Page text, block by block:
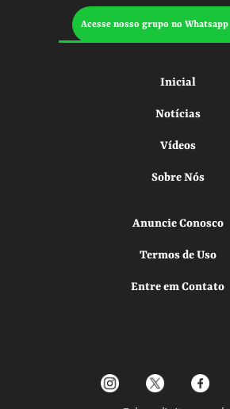
Acesse nosso grupo no Whatsapp
Inicial
Notícias
Vídeos
Sobre Nós
Anuncie Conosco
Termos de Uso
Entre em Contato